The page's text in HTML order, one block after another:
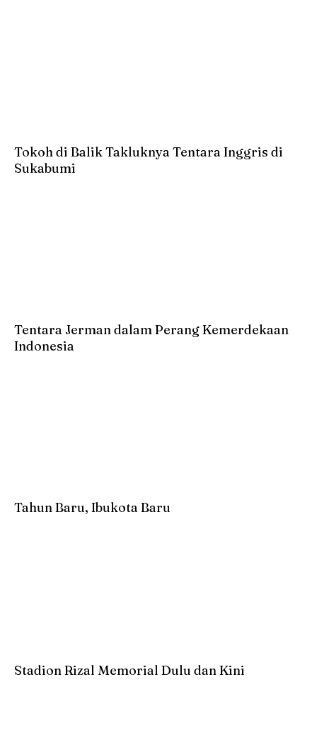
Tokoh di Balik Takluknya Tentara Inggris di
Sukabumi
Tentara Jerman dalam Perang Kemerdekaan
Indonesia
Tahun Baru, Ibukota Baru
Stadion Rizal Memorial Dulu dan Kini